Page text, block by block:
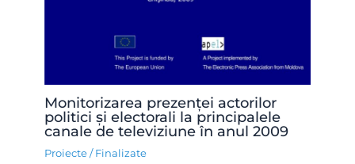
Monitorizarea prezenței actorilor
politici și electorali la principalele
canale de televiziune în anul 2009
Proiecte / Finalizate